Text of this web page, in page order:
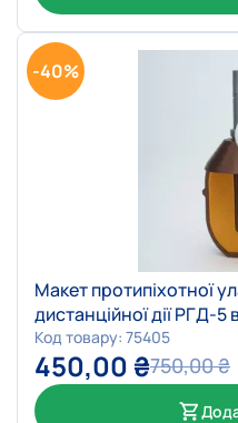
-40%
Макет протипіхотної
дистанційної дії РГД-5
Код товару: 75405
750,00₴
450,00 ₴